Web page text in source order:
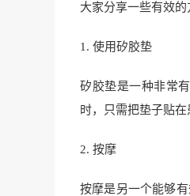
大家分享一些有效的
1. 使用矽胶垫
矽胶垫是一种非常
时，只需把垫子贴
2. 按摩
按摩是另一个能够